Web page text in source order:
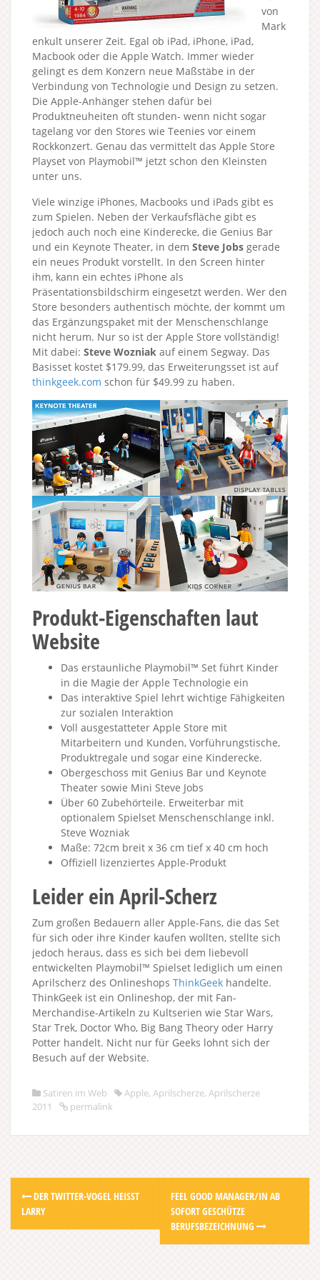
von
Mark
enkult unserer Zeit. Egal ob iPad, iPhone, iPad,
Macbook oder die Apple Watch. Immer wieder
gelingt es dem Konzern neue Maßstäbe in der
Verbindung von Technologie und Design zu setzen.
Die Apple-Anhänger stehen dafür bei
Produktneuheiten oft stunden- wenn nicht sogar
tagelang vor den Stores wie Teenies vor einem
Rockkonzert. Genau das vermittelt das Apple Store
Playset von Playmobil™ jetzt schon den Kleinsten
unter uns.
Viele winzige iPhones, Macbooks und iPads gibt es
zum Spielen. Neben der Verkaufsfläche gibt es
jedoch auch noch eine Kinderecke, die Genius Bar
und ein Keynote Theater, in dem Steve Jobs gerade
ein neues Produkt vorstellt. In den Screen hinter
ihm, kann ein echtes iPhone als
Präsentationsbildschirm eingesetzt werden. Wer den
Store besonders authentisch möchte, der kommt um
das Ergänzungspaket mit der Menschenschlange
nicht herum. Nur so ist der Apple Store vollständig!
Mit dabei: Steve Wozniak auf einem Segway. Das
Basisset kostet $179.99, das Erweiterungsset ist auf
thinkgeek.com schon für $49.99 zu haben.
Produkt-Eigenschaften laut
Website
Das erstaunliche Playmobil™ Set führt Kinder
in die Magie der Apple Technologie ein
Das interaktive Spiel lehrt wichtige Fähigkeiten
zur sozialen Interaktion
Voll ausgestatteter Apple Store mit
Mitarbeitern und Kunden, Vorführungstische,
Produktregale und sogar eine Kinderecke.
Obergeschoss mit Genius Bar und Keynote
Theater sowie Mini Steve Jobs
Über 60 Zubehörteile. Erweiterbar mit
optionalem Spielset Menschenschlange inkl.
Steve Wozniak
Maße: 72cm breit x 36 cm tief x 40 cm hoch
Offiziell lizenziertes Apple-Produkt
Leider ein April-Scherz
Zum großen Bedauern aller Apple-Fans, die das Set
für sich oder ihre Kinder kaufen wollten, stellte sich
jedoch heraus, dass es sich bei dem liebevoll
entwickelten Playmobil™ Spielset lediglich um einen
Aprilscherz des Onlineshops ThinkGeek handelte.
ThinkGeek ist ein Onlineshop, der mit Fan-
Merchandise-Artikeln zu Kultserien wie Star Wars,
Star Trek, Doctor Who, Big Bang Theory oder Harry
Potter handelt. Nicht nur für Geeks lohnt sich der
Besuch auf der Website.
Satiren im Web Apple, Aprilscherze, Aprilscherze
2011
permalink
Post
navigation
DER TWITTER-VOGEL HEISST L
ARRY
FEEL GOOD MANAGER/IN AB
SOFORT GESCHÜTZE
BERUFSBEZEICHNUNG